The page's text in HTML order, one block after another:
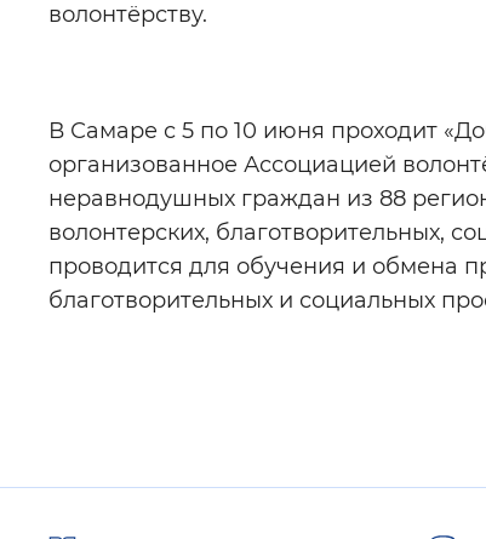
волонтёрству.
В Самаре с 5 по 10 июня проходит
организованное Ассоциацией
неравнодушных граждан из 88
волонтерских, благотворительных,
проводится для обучения и обмена
благотворительных и социальных